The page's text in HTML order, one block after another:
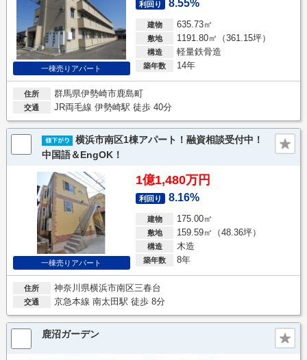
一棟売りアパート
利回り 8.55%
建物 635.73㎡
敷地 1191.80㎡（361.15坪）
構造 軽量鉄骨造
築年数 14年
住所 群馬県伊勢崎市鹿島町
交通 JR両毛線 伊勢崎駅 徒歩 40分
横浜市南区1棟アパート！融資相談受付中！
中国語＆EngOK！
一棟売りアパート
1億1,480万円
利回り 8.16%
建物 175.00㎡
敷地 159.59㎡（48.36坪）
構造 木造
築年数 8年
住所 神奈川県横浜市南区三春台
交通 京急本線 南太田駅 徒歩 8分
鹿沼ガーデン